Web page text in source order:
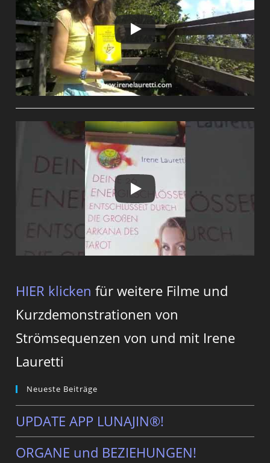
HIER klicken für weitere Filme und
Kurzdemonstrationen von
Strömsequenzen von und mit Irene
Lauretti
Neueste Beiträge
UPDATE APP LUNAJIN®!
ORGANE und BEZIEHUNGEN!